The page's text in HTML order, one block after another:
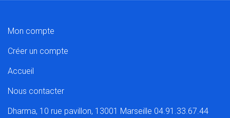
Mon compte
Créer un compte
Accueil
Nous contacter
Dharma, 10 rue pavillon, 13001 Marseille 04.91.33.67.44